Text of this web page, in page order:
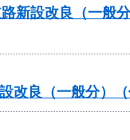
設改良（一般
良（一般分）